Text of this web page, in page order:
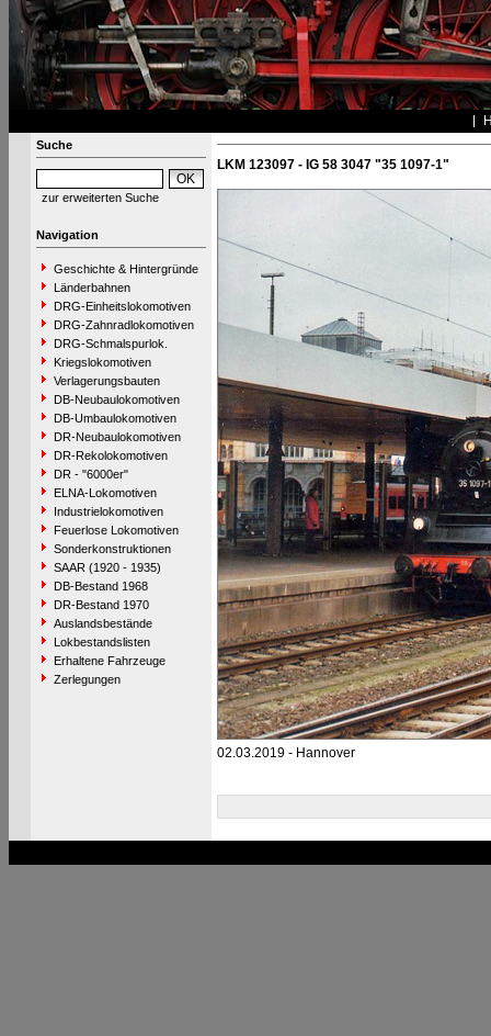
Suche
zur erweiterten Suche
Navigation
Geschichte & Hintergründe
Länderbahnen
DRG-Einheitslokomotiven
DRG-Zahnradlokomotiven
DRG-Schmalspurlok.
Kriegslokomotiven
Verlagerungsbauten
DB-Neubaulokomotiven
DB-Umbaulokomotiven
DR-Neubaulokomotiven
DR-Rekolokomotiven
DR - "6000er"
ELNA-Lokomotiven
Industrielokomotiven
Feuerlose Lokomotiven
Sonderkonstruktionen
SAAR (1920 - 1935)
DB-Bestand 1968
DR-Bestand 1970
Auslandsbestände
Lokbestandslisten
Erhaltene Fahrzeuge
Zerlegungen
LKM 123097 - IG 58 3047 "35 1097-1"
02.03.2019 - Hannover